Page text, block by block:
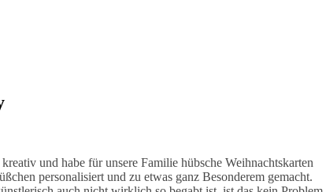
und habe für unsere Familie hübsche Weihnachtskarten
personalisiert und zu etwas ganz Besonderem gemacht.